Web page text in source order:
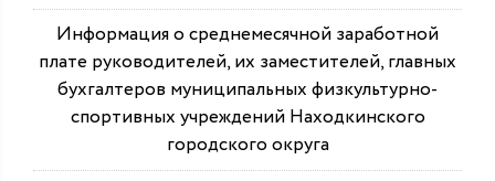
Информация о среднемесячной заработной
плате руководителей, их заместителей, главных
бухгалтеров муниципальных физкультурно-
спортивных учреждений Находкинского
городского округа